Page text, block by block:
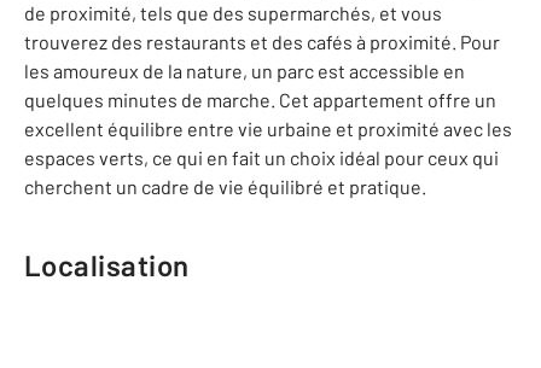
de proximité, tels que des supermarchés, et vous
trouverez des restaurants et des cafés à proximité. Pour
les amoureux de la nature, un parc est accessible en
quelques minutes de marche. Cet appartement offre un
excellent équilibre entre vie urbaine et proximité avec les
espaces verts, ce qui en fait un choix idéal pour ceux qui
cherchent un cadre de vie équilibré et pratique.
Localisation